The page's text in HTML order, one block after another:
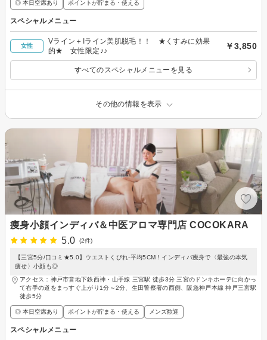
◎ 本日空席あり ポイントが貯まる・使える
スペシャルメニュー
女性
Vライン＋Iライン美肌脱毛！！ ★くすみに効果
的★ 女性限定♪♪
￥3,850
すべてのスペシャルメニューを見る
その他の情報を表示
痩身小顔インディバ＆中医アロマ専門店 COCOKARA
5.0
(2件)
【三宮5分/口コミ★5.0】ウエストくびれ-平均5CM！インディバ痩身で〈最強の本気
痩せ〉小顔も◎
アクセス：神戸市営地下鉄西神・山手線 三宮駅 徒歩3分 三宮のドンキホーテに向かっ
て右手の道をまっすぐ上がり1分～2分、生田警察署の西側、阪急神戸本線 神戸三宮駅
徒歩5分
◎ 本日空席あり ポイントが貯まる・使える メンズ歓迎
スペシャルメニュー